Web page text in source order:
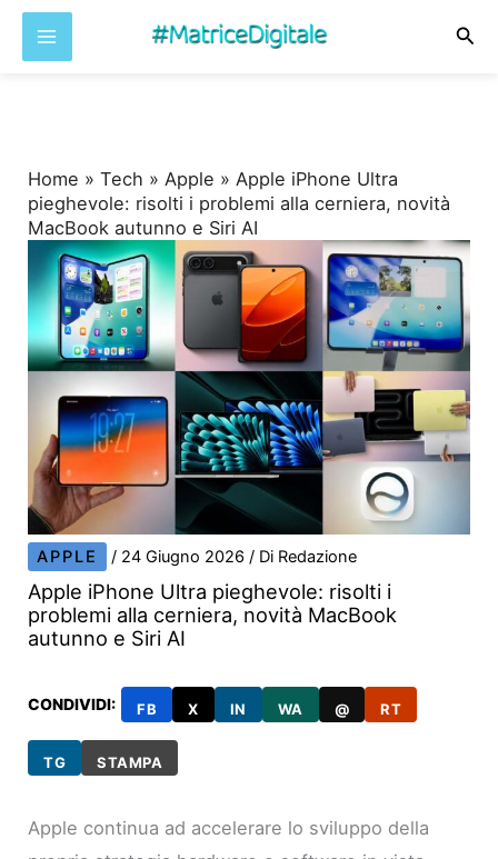
Home »Tech »Apple »Apple iPhone Ultra
pieghevole: risolti i problemi alla cerniera, novità
MacBook autunno e Siri AI
APPLE / 24 Giugno 2026/ Di Redazione
Apple iPhone Ultra pieghevole: risolti i
problemi alla cerniera, novità MacBook
autunno e Siri AI
CONDIVIDI: FB X IN WA @ RT
TG STAMPA
Apple continua ad accelerare lo sviluppo della